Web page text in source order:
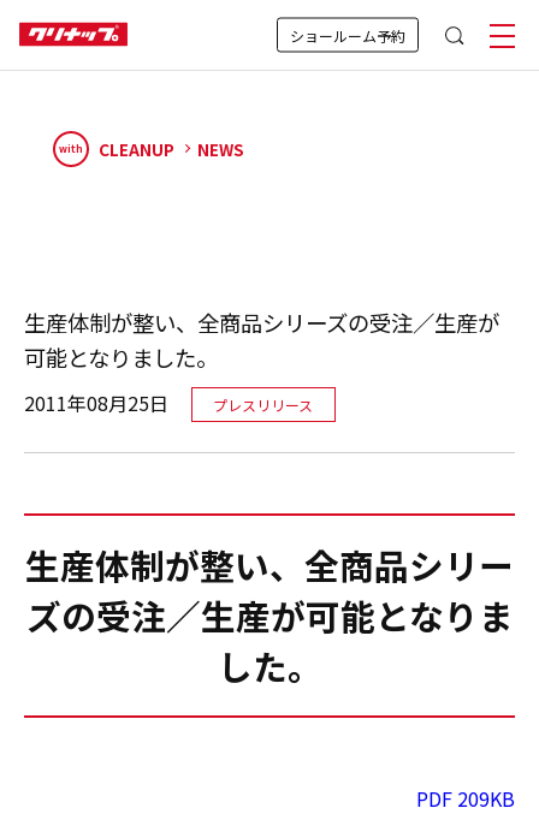
ショールーム予約
with CLEANUP NEWS
生産体制が整い、全商品シリーズの受注／生産が
可能となりました。
2011年08月25日 プレスリリース
生産体制が整い、全商品シリー
ズの受注／生産が可能となりま
した。
PDF 209KB